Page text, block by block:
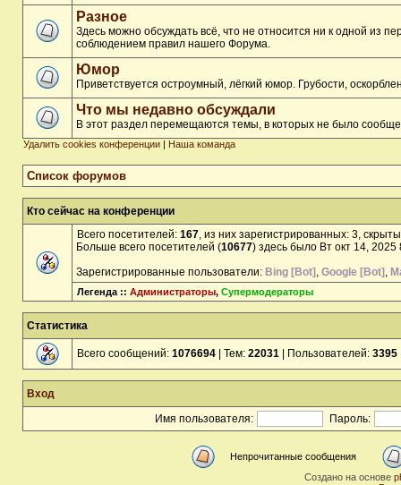
Разное
Здесь можно обсуждать всё, что не относится ни к одной из
соблюдением правил нашего Форума.
Юмор
Приветствуется остроумный, лёгкий юмор. Грубости,
Что мы недавно обсуждали
В этот раздел перемещаются темы, в которых не было
Удалить cookies конференции | Наша команда
Список форумов
Кто сейчас на конференции
Всего посетителей: 167, из них зарегистрированных: 3,
Больше всего посетителей (10677) здесь было Вт окт 14, 2025
Зарегистрированные пользователи: Bing [Bot] , Google [Bot] ,
Легенда :: Администраторы, Супермодераторы
Статистика
Всего сообщений: 1076694 | Тем: 22031 | Пользователей: 3395
Вход
Имя пользователя:
Пароль:
Непрочитанные сообщения
Создано на основе